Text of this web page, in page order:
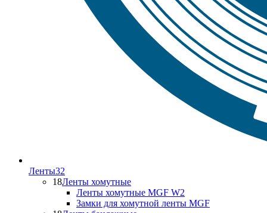
Ленты32
18Ленты хомутные
Ленты хомутные MGF W2
Замки для хомутной ленты MGF